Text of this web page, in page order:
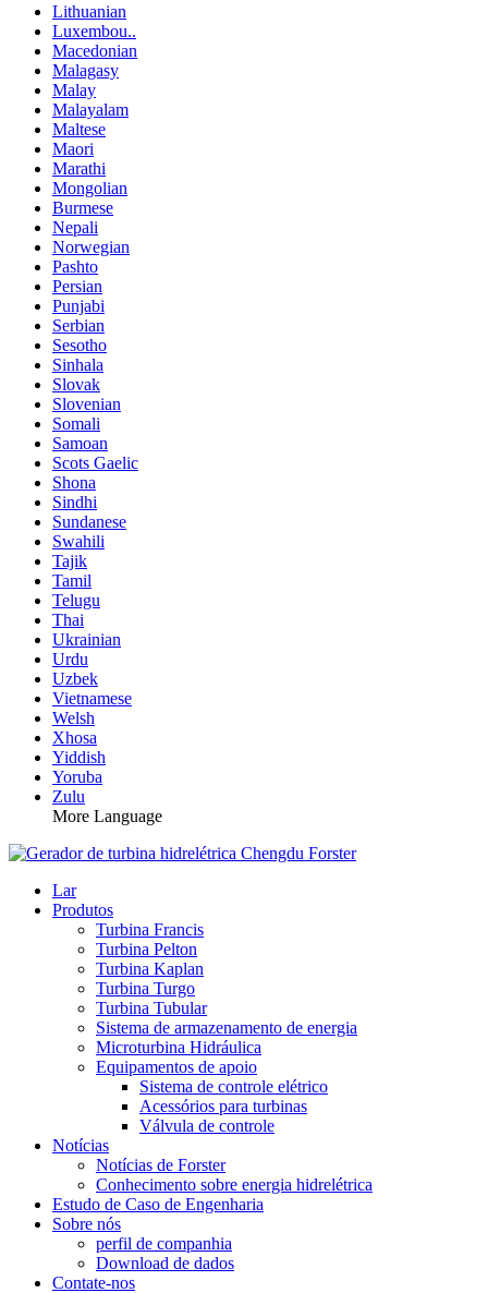
Lithuanian
Luxembou..
Macedonian
Malagasy
Malay
Malayalam
Maltese
Maori
Marathi
Mongolian
Burmese
Nepali
Norwegian
Pashto
Persian
Punjabi
Serbian
Sesotho
Sinhala
Slovak
Slovenian
Somali
Samoan
Scots Gaelic
Shona
Sindhi
Sundanese
Swahili
Tajik
Tamil
Telugu
Thai
Ukrainian
Urdu
Uzbek
Vietnamese
Welsh
Xhosa
Yiddish
Yoruba
Zulu
More Language
Lar
Produtos
Turbina Francis
Turbina Pelton
Turbina Kaplan
Turbina Turgo
Turbina Tubular
Sistema de armazenamento de energia
Microturbina Hidráulica
Equipamentos de apoio
Sistema de controle elétrico
Acessórios para turbinas
Válvula de controle
Notícias
Notícias de Forster
Conhecimento sobre energia hidrelétrica
Estudo de Caso de Engenharia
Sobre nós
perfil de companhia
Download de dados
Contate-nos